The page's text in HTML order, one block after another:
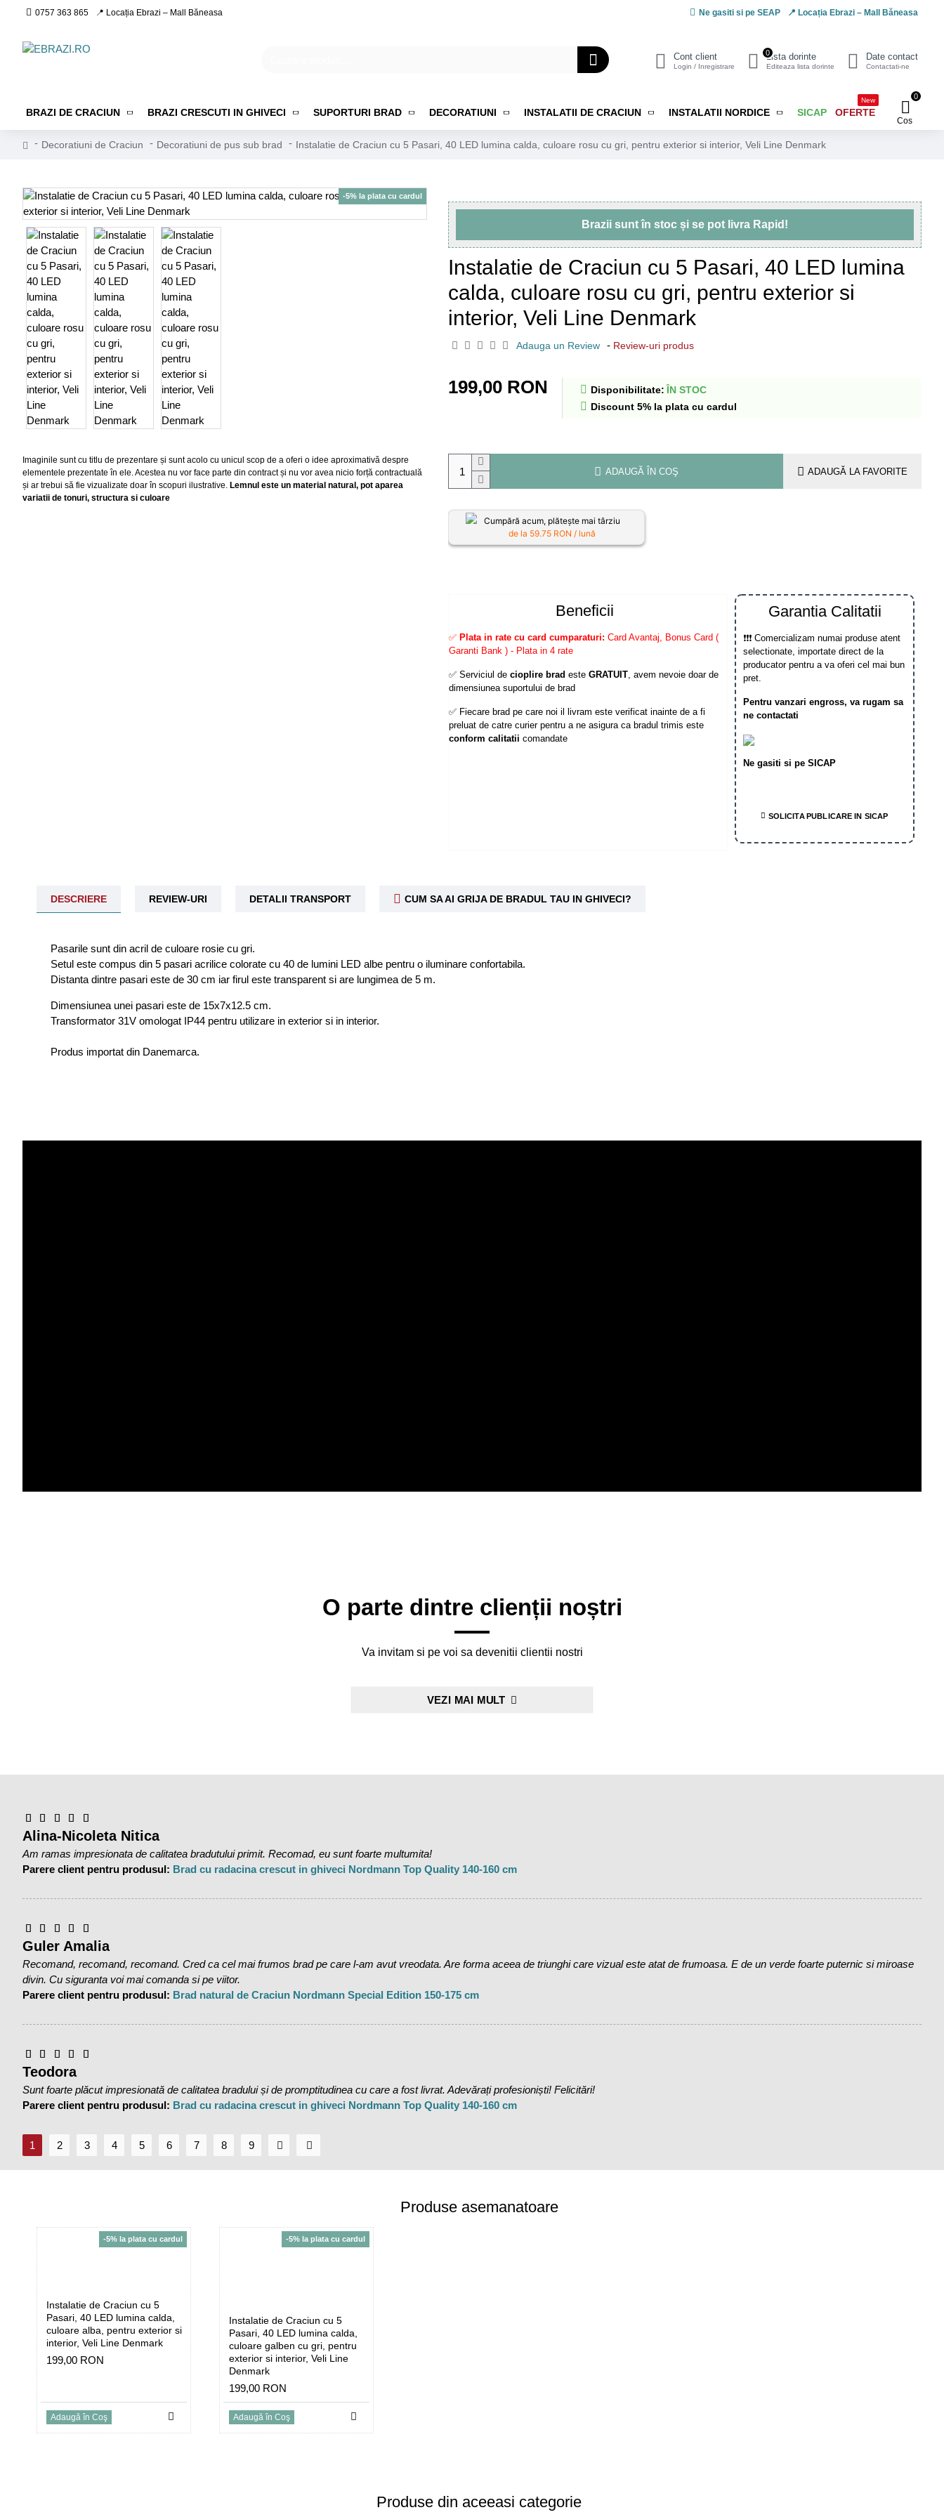
0757 363 865 📍 Locația Ebrazi – Mall Băneasa Ne gasiti si pe SEAP 📍 Locația Ebrazi – Mall Băneasa
Cont client
Login / Inregistrare
Lista dorinte
Editeaza lista dorinte
0 Date contact
Contactati-ne
BRAZI DE CRACIUN BRAZI CRESCUTI IN GHIVECI SUPORTURI BRAD DECORATIUNI INSTALATII DE CRACIUN INSTALATII NORDICE SICAP OFERTE
New
Cos
0
Decoratiuni de Craciun Decoratiuni de pus sub brad Instalatie de Craciun cu 5 Pasari, 40 LED lumina calda, culoare rosu cu gri, pentru exterior si interior, Veli Line Denmark
-5% la plata cu cardul
Imaginile sunt cu titlu de prezentare și sunt acolo cu unicul scop de a oferi o idee aproximativă despre
elementele prezentate în ele. Acestea nu vor face parte din contract și nu vor avea nicio forță contractuală
și ar trebui să fie vizualizate doar în scopuri ilustrative. Lemnul este un material natural, pot aparea
variatii de tonuri, structura si culoare
Instalatie de Craciun cu 5 Pasari, 40 LED lumina
calda, culoare rosu cu gri, pentru exterior si
interior, Veli Line Denmark
Brazii suntîn stocși se pot livra Rapid!
Adauga un Review - Review-uri produs
199,00 RON Disponibilitate: ÎN STOC
Discount 5% la plata cu cardul
ADAUGĂ ÎN COŞ ADAUGĂ LA FAVORITE
Cumpără acum, plătește mai târziu
de la 59.75 RON / lună
Beneficii
✅ Plata in rate cu card cumparaturi: Card Avantaj, Bonus Card (
Garanti Bank ) - Plata in 4 rate
✅ Serviciul de cioplire brad este GRATUIT, avem nevoie doar de
dimensiunea suportului de brad
✅ Fiecare brad pe care noi il livram este verificat inainte de a fi
preluat de catre curier pentru a ne asigura ca bradul trimis este
conform calitatii comandate
Garantia Calitatii
❗❗❗ Comercializam numai produse atent
selectionate, importate direct de la
producator pentru a va oferi cel mai bun
pret.
Pentru vanzari engross, va rugam sa
ne contactati
Ne gasiti si pe SICAP
SOLICITA PUBLICARE IN SICAP
DESCRIERE REVIEW-URI DETALII TRANSPORT CUM SA AI GRIJA DE BRADUL TAU IN GHIVECI?
Pasarile sunt din acril de culoare rosie cu gri.
Setul este compus din 5 pasari acrilice colorate cu 40 de lumini LED albe pentru o iluminare confortabila.
Distanta dintre pasari este de 30 cm iar firul este transparent si are lungimea de 5 m.
Dimensiunea unei pasari este de 15x7x12.5 cm.
Transformator 31V omologat IP44 pentru utilizare in exterior si in interior.
Produs importat din Danemarca.
O parte dintre clienții noștri
Va invitam si pe voi sa devenitii clientii nostri
VEZI MAI MULT
Alina-Nicoleta Nitica
Am ramas impresionata de calitatea bradutului primit. Recomad, eu sunt foarte multumita!
Parere client pentru produsul: Brad cu radacina crescut in ghiveci Nordmann Top Quality 140-160 cm
Guler Amalia
Recomand, recomand, recomand. Cred ca cel mai frumos brad pe care l-am avut vreodata. Are forma aceea de triunghi care vizual este atat de frumoasa. E de un verde foarte puternic si miroase
divin. Cu siguranta voi mai comanda si pe viitor.
Parere client pentru produsul: Brad natural de Craciun Nordmann Special Edition 150-175 cm
Teodora
Sunt foarte plăcut impresionată de calitatea bradului și de promptitudinea cu care a fost livrat. Adevărați profesioniști! Felicitări!
Parere client pentru produsul: Brad cu radacina crescut in ghiveci Nordmann Top Quality 140-160 cm
1 2 3 4 5 6 7 8 9
Produse asemanatoare
-5% la plata cu cardul
Instalatie de Craciun cu 5
Pasari, 40 LED lumina calda,
culoare alba, pentru exterior si
interior, Veli Line Denmark
199,00 RON
Adaugă în Coş
-5% la plata cu cardul
Instalatie de Craciun cu 5
Pasari, 40 LED lumina calda,
culoare galben cu gri, pentru
exterior si interior, Veli Line
Denmark
199,00 RON
Adaugă în Coş
Produse din aceeasi categorie